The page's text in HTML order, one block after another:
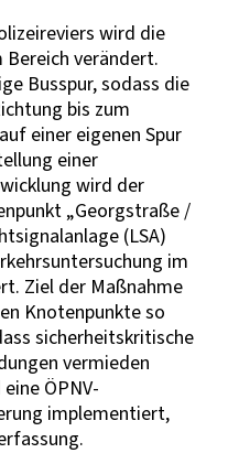
wird die
verändert.
Busspur, sodass die
bis zum
einer eigenen Spur
einer
wird der
„Georgstraße /
(LSA)
im
Ziel der Maßnahme
Knotenpunkte so
sicherheitskritische
vermieden
ÖPNV-
implementiert,